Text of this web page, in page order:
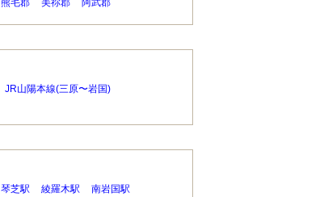
熊毛郡 美祢郡 阿武郡
JR山陽本線(三原〜岩国)
琴芝駅 綾羅木駅
南岩国駅